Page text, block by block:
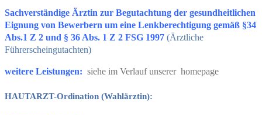
Sachverständige Ärztin zur Begutachtung der gesundheitlichen
Eignung von Bewerbern um eine Lenkberechtigung gemäß §34
Abs.1 Z 2 und § 36 Abs. 1 Z 2 FSG 1997 (Ärztliche
Führerscheingutachten)
weitere Leistungen: siehe im Verlauf unserer homepage
HAUTARZT-Ordination (Wahlärztin):